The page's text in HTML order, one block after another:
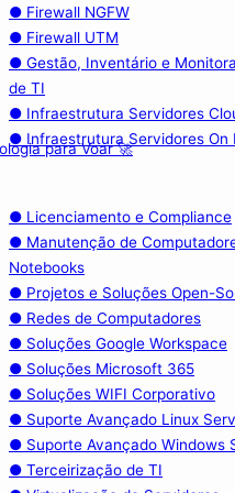
● Firewall NGFW
● Firewall UTM
● Gestão, Inventário e
de TI
● Infraestrutura Servidores
● Infraestrutura Servidores On
para Voar 🚀
● Licenciamento e Compliance
● Manutenção de
Notebooks
● Projetos e Soluções Open-
● Redes de Computadores
● Soluções Google Workspace
● Soluções Microsoft 365
● Soluções WIFI Corporativo
● Suporte Avançado Linux
● Suporte Avançado Windows
● Terceirização de TI